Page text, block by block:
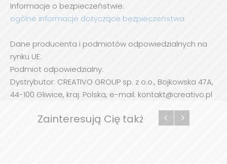
Informacje o bezpieczeństwie:
ogólne informacje dotyczące bezpieczeństwa
Dane producenta i podmiotów odpowiedzialnych na
rynku UE:
Podmiot odpowiedzialny:
Dystrybutor: CREATIVO GROUP sp. z o.o., Bojkowska 47A,
44-100 Gliwice, kraj: Polska, e-mail: kontakt@creativo.pl
Zainteresują Cię także